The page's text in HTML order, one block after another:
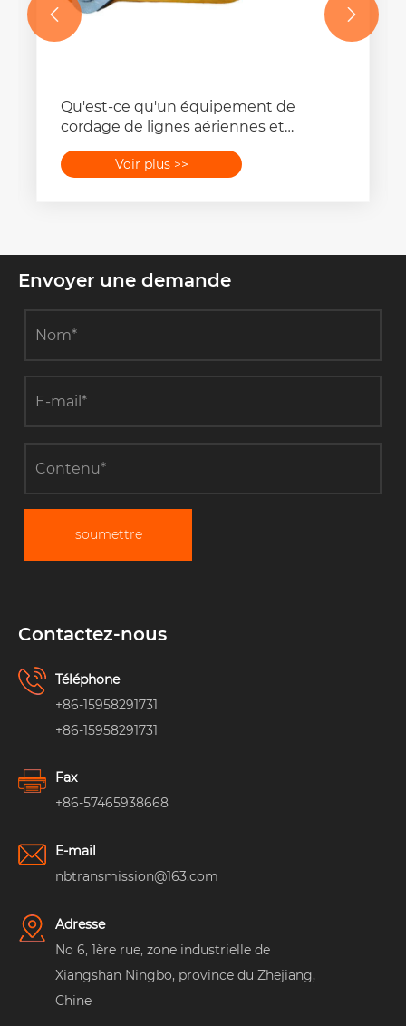
Qu'est-ce qu'un équipement de
cordage de lignes aériennes et
construction de lignes électriques ?
Voir plus >>
 
Envoyer une demande
soumettre
Contactez-nous
Téléphone
+86-15958291731
+86-15958291731
Fax
+86-57465938668
E-mail
nbtransmission@163.com
Adresse
No 6, 1ère rue, zone industrielle de
Xiangshan Ningbo, province du Zhejiang,
Chine